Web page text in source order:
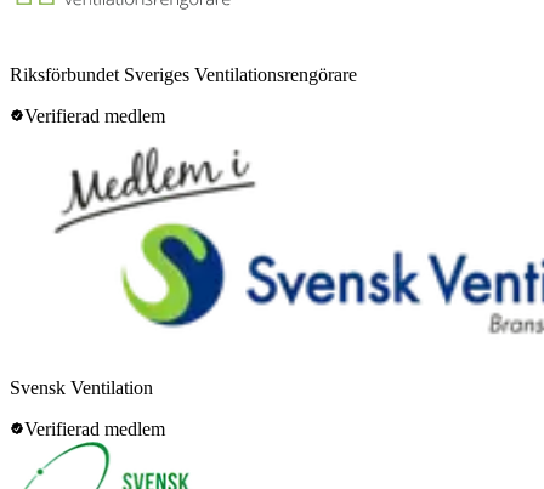
Riksförbundet Sveriges Ventilationsrengörare
Verifierad medlem
Svensk Ventilation
Verifierad medlem